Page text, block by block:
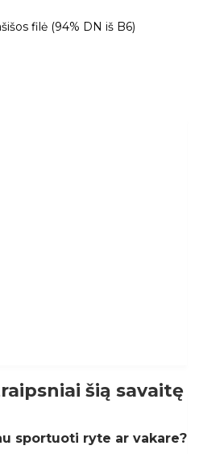
filė (94% DN iš B6)
šią savaitę
sportuoti ryte ar vakare?